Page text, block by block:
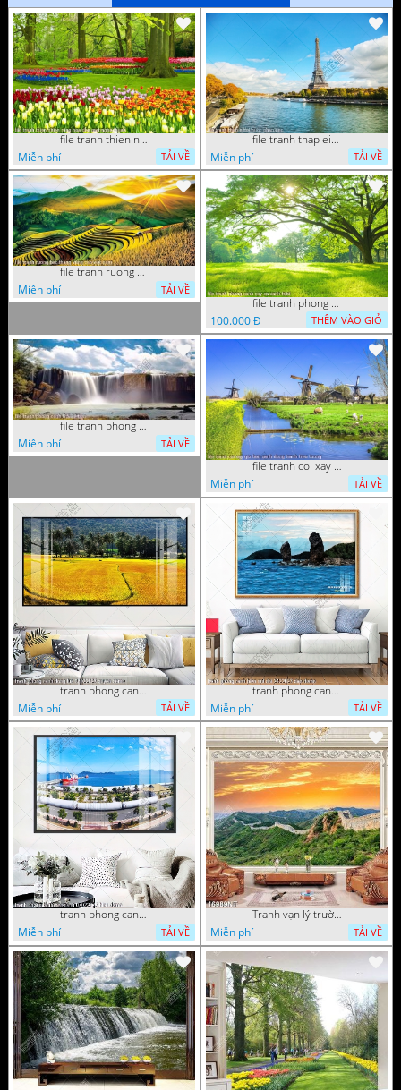
file tranh thien nhien rung hoa dep mat nghe thuat
Miễn phí
TẢI VỀ
file tranh thap eiffel nuoc phap dep
Miễn phí
TẢI VỀ
file tranh ruong bac thang vung cao viet nam
Miễn phí
TẢI VỀ
file tranh phong canh cay co xanh tuoi
100.000 Đ
THÊM VÀO GIỎ
file tranh phong canh 8 5 22 tien
Miễn phí
TẢI VỀ
file tranh coi xay gio ben canh dong tranh treo tuong
Miễn phí
TẢI VỀ
tranh phong canh dong lua 07022023 quyen
Miễn phí
TẢI VỀ
tranh phong canh bien nui doi 2422023 dao
Miễn phí
TẢI VỀ
tranh phong canh ben cang 07022023 hieu
Miễn phí
TẢI VỀ
Tranh vạn lý trường thành 16989NT
Miễn phí
TẢI VỀ